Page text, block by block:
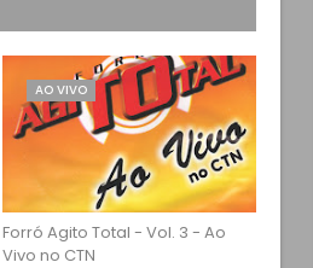
AO VIVO
Forró Agito Total - Vol. 3 - Ao
Vivo no CTN